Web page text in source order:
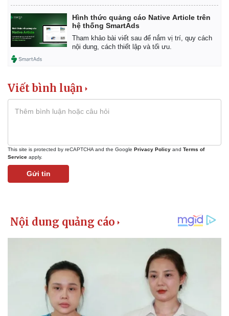
Kinh tế
Hình thức quảng cáo Native Article trên
hệ thống SmartAds
Tham khảo bài viết sau để nắm vị trí, quy cách
nội dung, cách thiết lập và tối ưu.
Viết bình luận
This site is protected by reCAPTCHA and the Google Privacy Policy and Terms of
Service apply.
Gửi tin